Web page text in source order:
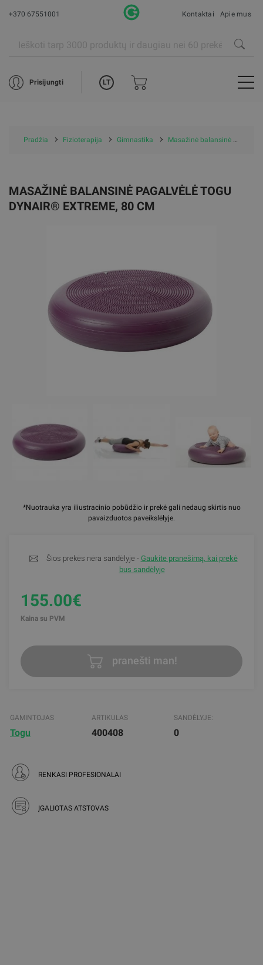
+370 67551001 Kontaktai Apie mus
Prisijungti LT
Pradžia Fizioterapija Gimnastika Masažinė balansinė pagalvėlė Togu Dynair® Extreme, 80 cm
*Nuotrauka yra iliustracinio pobūdžio ir prekė gali nedaug skirtis nuo
pavaizduotos paveikslėlyje.
MASAŽINĖ BALANSINĖ PAGALVĖLĖ TOGU
DYNAIR® EXTREME, 80 CM
Šios prekės nėra sandėlyje - Gaukite pranešimą, kai prekė
bus sandėlyje
155.00€
Kaina su PVM
pranešti man!
GAMINTOJAS
Togu
ARTIKULAS
400408
SANDĖLYJE:
0
RENKASI PROFESIONALAI
ĮGALIOTAS ATSTOVAS